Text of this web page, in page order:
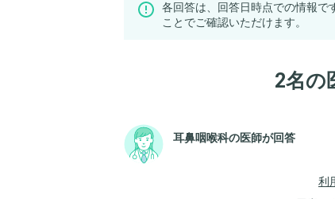
各回答は、回答日時点での情報で
ことでご確認いただけます。
2名の
耳鼻咽喉科の医師が回答
利